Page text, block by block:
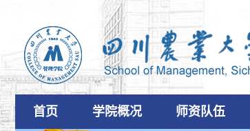
首页 学院概况 师资队伍